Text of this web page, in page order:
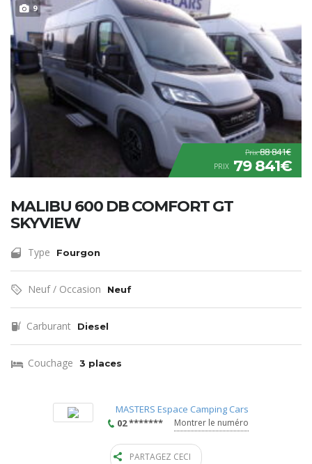
9
Prix88 841€
PRIX 79 841€
MALIBU 600 DB COMFORT GT
SKYVIEW
Type Fourgon
Neuf / Occasion Neuf
Carburant Diesel
Couchage 3 places
MASTERS Espace Camping Cars
02 *******
Montrer le numéro
PARTAGEZ CECI